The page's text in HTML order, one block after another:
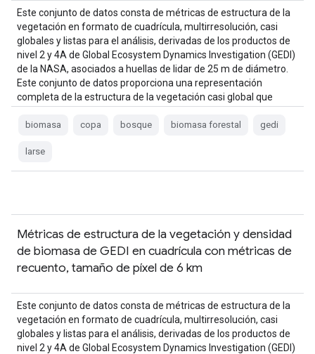
Este conjunto de datos consta de métricas de estructura de la
vegetación en formato de cuadrícula, multirresolución, casi
globales y listas para el análisis, derivadas de los productos de
nivel 2 y 4A de Global Ecosystem Dynamics Investigation (GEDI)
de la NASA, asociados a huellas de lidar de 25 m de diámetro.
Este conjunto de datos proporciona una representación
completa de la estructura de la vegetación casi global que
biomasa copa bosque biomasa forestal gedi
larse
Métricas de estructura de la vegetación y densidad
de biomasa de GEDI en cuadrícula con métricas de
recuento, tamaño de píxel de 6 km
Este conjunto de datos consta de métricas de estructura de la
vegetación en formato de cuadrícula, multirresolución, casi
globales y listas para el análisis, derivadas de los productos de
nivel 2 y 4A de Global Ecosystem Dynamics Investigation (GEDI)